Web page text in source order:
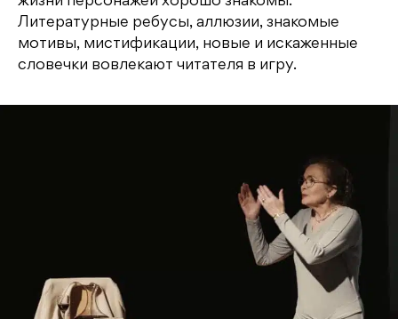
Литературные ребусы, аллюзии, знакомые
мотивы, мистификации, новые и искаженные
словечки вовлекают читателя в игру.